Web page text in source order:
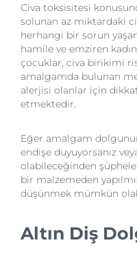
Civa toksisitesi
solunan az miktardaki
herhangi bir sorun
hamile ve emziren
çocuklar, civa birikimi
amalgamda bulunan
alerjisi olanlar için
etmektedir.
Eğer amalgam
endişe duyuyorsanız
olabileceğinden
bir malzemeden
düşünmek mümkün
Altın Diş